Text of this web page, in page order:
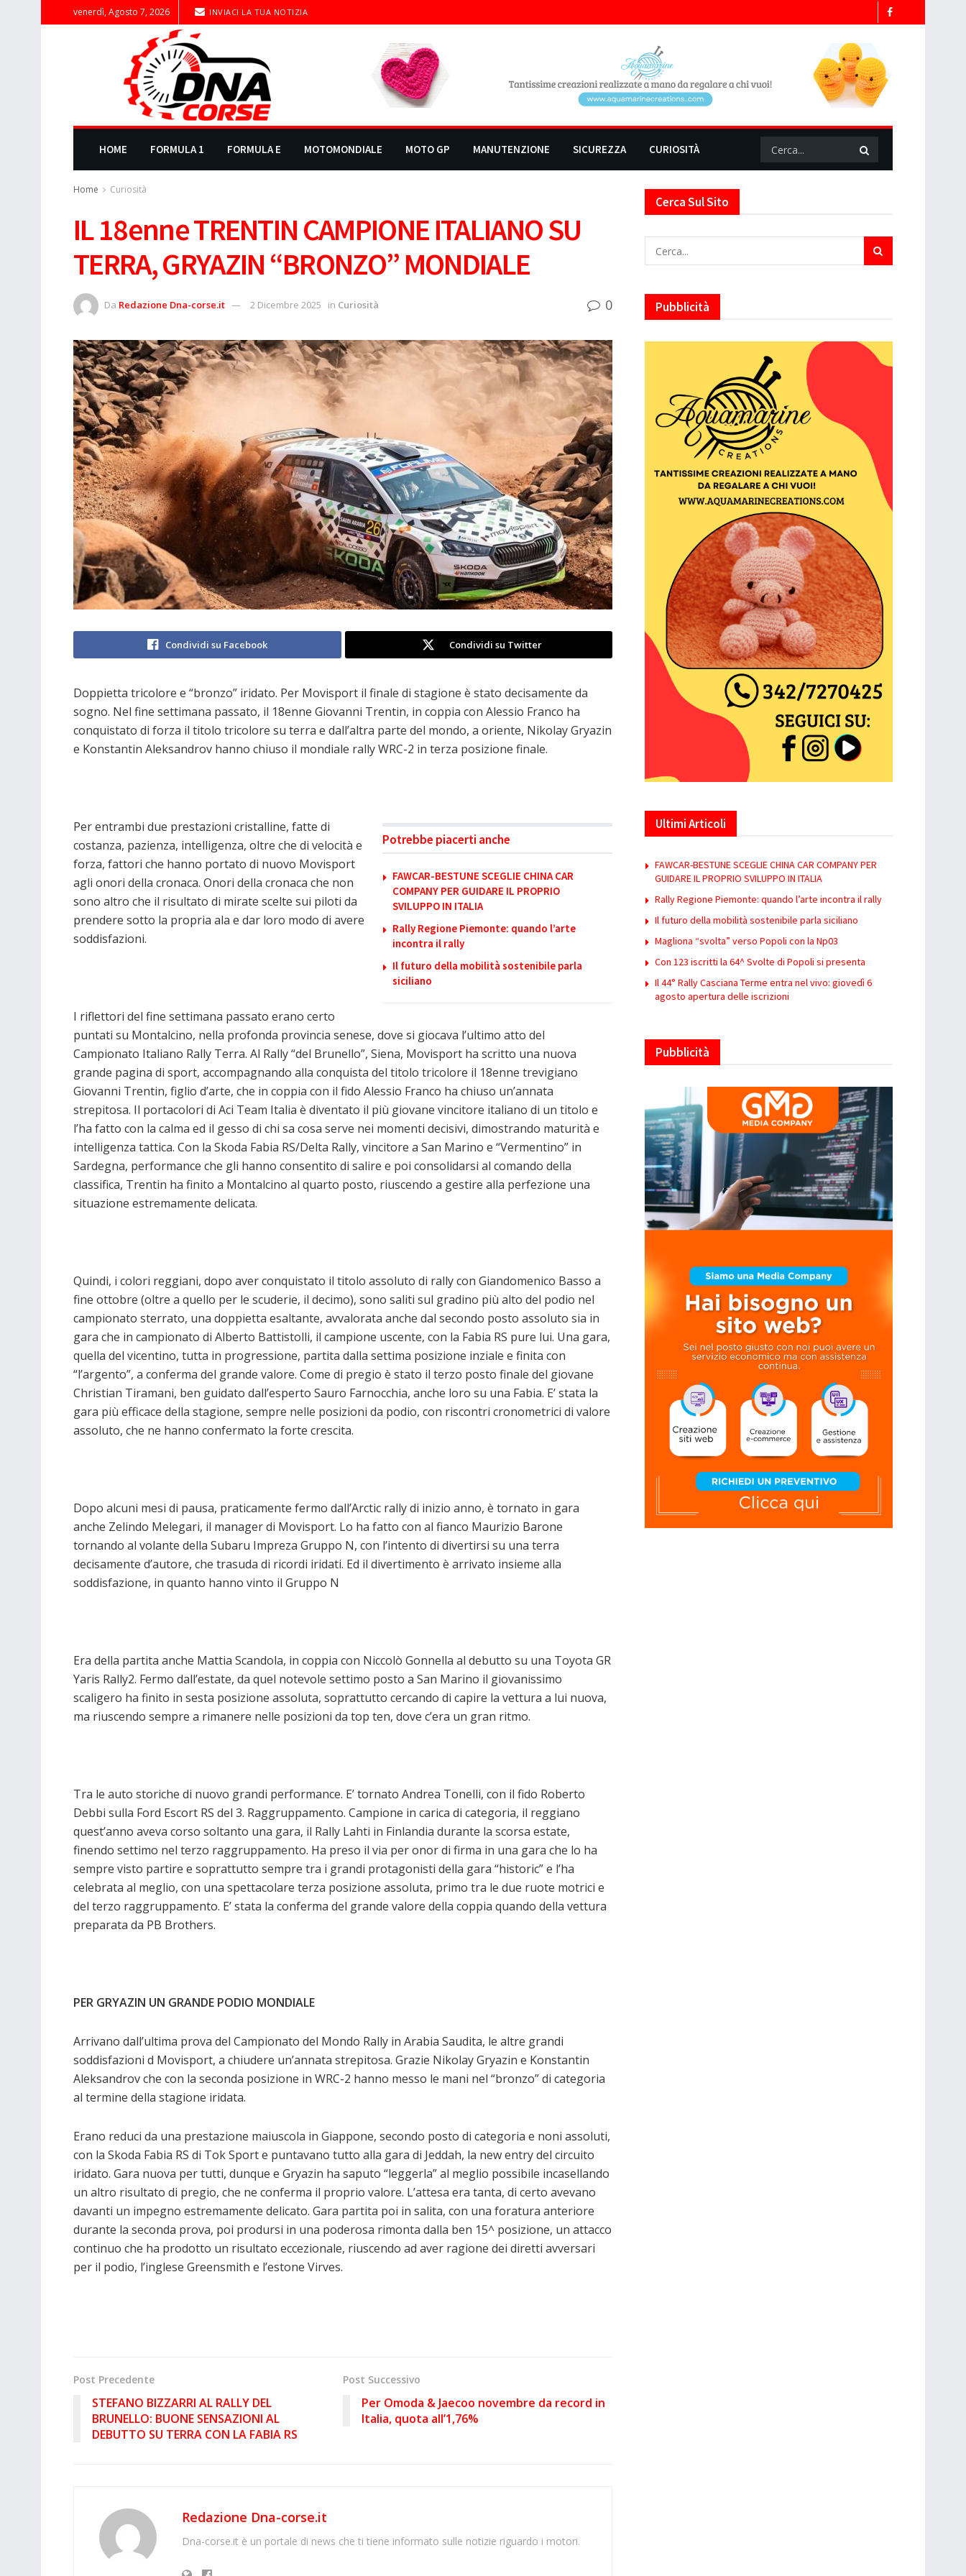
venerdì, Agosto 7, 2026 INVIACI LA TUA NOTIZIA
HOME FORMULA 1 FORMULA E MOTOMONDIALE MOTO GP MANUTENZIONE SICUREZZA CURIOSITÀ
Home Curiosità
IL 18enne TRENTIN CAMPIONE ITALIANO SU
TERRA, GRYAZIN “BRONZO” MONDIALE
Da Redazione Dna-corse.it 2 Dicembre 2025 in Curiosità 0
Condividi su Facebook Condividi su Twitter
Doppietta tricolore e “bronzo” iridato. Per Movisport il finale di stagione è stato decisamente da
sogno. Nel fine settimana passato, il 18enne Giovanni Trentin, in coppia con Alessio Franco ha
conquistato di forza il titolo tricolore su terra e dall’altra parte del mondo, a oriente, Nikolay Gryazin
e Konstantin Aleksandrov hanno chiuso il mondiale rally WRC-2 in terza posizione finale.
Potrebbe piacerti anche
FAWCAR-BESTUNE SCEGLIE CHINA CAR
COMPANY PER GUIDARE IL PROPRIO
SVILUPPO IN ITALIA
Rally Regione Piemonte: quando l’arte
incontra il rally
Il futuro della mobilità sostenibile parla
siciliano
Per entrambi due prestazioni cristalline, fatte di
costanza, pazienza, intelligenza, oltre che di velocità e
forza, fattori che hanno portato di nuovo Movisport
agli onori della cronaca. Onori della cronaca che non
sono altro che il risultato di mirate scelte sui piloti da
prendere sotto la propria ala e dar loro modo di avere
soddisfazioni.
I riflettori del fine settimana passato erano certo
puntati su Montalcino, nella profonda provincia senese, dove si giocava l’ultimo atto del
Campionato Italiano Rally Terra. Al Rally “del Brunello”, Siena, Movisport ha scritto una nuova
grande pagina di sport, accompagnando alla conquista del titolo tricolore il 18enne trevigiano
Giovanni Trentin, figlio d’arte, che in coppia con il fido Alessio Franco ha chiuso un’annata
strepitosa. Il portacolori di Aci Team Italia è diventato il più giovane vincitore italiano di un titolo e
l’ha fatto con la calma ed il gesso di chi sa cosa serve nei momenti decisivi, dimostrando maturità e
intelligenza tattica. Con la Skoda Fabia RS/Delta Rally, vincitore a San Marino e “Vermentino” in
Sardegna, performance che gli hanno consentito di salire e poi consolidarsi al comando della
classifica, Trentin ha finito a Montalcino al quarto posto, riuscendo a gestire alla perfezione una
situazione estremamente delicata.
Quindi, i colori reggiani, dopo aver conquistato il titolo assoluto di rally con Giandomenico Basso a
fine ottobre (oltre a quello per le scuderie, il decimo), sono saliti sul gradino più alto del podio nel
campionato sterrato, una doppietta esaltante, avvalorata anche dal secondo posto assoluto sia in
gara che in campionato di Alberto Battistolli, il campione uscente, con la Fabia RS pure lui. Una gara,
quella del vicentino, tutta in progressione, partita dalla settima posizione inziale e finita con
“l’argento”, a conferma del grande valore. Come di pregio è stato il terzo posto finale del giovane
Christian Tiramani, ben guidato dall’esperto Sauro Farnocchia, anche loro su una Fabia. E’ stata la
gara più efficace della stagione, sempre nelle posizioni da podio, con riscontri cronometrici di valore
assoluto, che ne hanno confermato la forte crescita.
Dopo alcuni mesi di pausa, praticamente fermo dall’Arctic rally di inizio anno, è tornato in gara
anche Zelindo Melegari, il manager di Movisport. Lo ha fatto con al fianco Maurizio Barone
tornando al volante della Subaru Impreza Gruppo N, con l’intento di divertirsi su una terra
decisamente d’autore, che trasuda di ricordi iridati. Ed il divertimento è arrivato insieme alla
soddisfazione, in quanto hanno vinto il Gruppo N
Era della partita anche Mattia Scandola, in coppia con Niccolò Gonnella al debutto su una Toyota GR
Yaris Rally2. Fermo dall’estate, da quel notevole settimo posto a San Marino il giovanissimo
scaligero ha finito in sesta posizione assoluta, soprattutto cercando di capire la vettura a lui nuova,
ma riuscendo sempre a rimanere nelle posizioni da top ten, dove c’era un gran ritmo.
Tra le auto storiche di nuovo grandi performance. E’ tornato Andrea Tonelli, con il fido Roberto
Debbi sulla Ford Escort RS del 3. Raggruppamento. Campione in carica di categoria, il reggiano
quest’anno aveva corso soltanto una gara, il Rally Lahti in Finlandia durante la scorsa estate,
finendo settimo nel terzo raggruppamento. Ha preso il via per onor di firma in una gara che lo ha
sempre visto partire e soprattutto sempre tra i grandi protagonisti della gara “historic” e l’ha
celebrata al meglio, con una spettacolare terza posizione assoluta, primo tra le due ruote motrici e
del terzo raggruppamento. E’ stata la conferma del grande valore della coppia quando della vettura
preparata da PB Brothers.
PER GRYAZIN UN GRANDE PODIO MONDIALE
Arrivano dall’ultima prova del Campionato del Mondo Rally in Arabia Saudita, le altre grandi
soddisfazioni d Movisport, a chiudere un’annata strepitosa. Grazie Nikolay Gryazin e Konstantin
Aleksandrov che con la seconda posizione in WRC-2 hanno messo le mani nel “bronzo” di categoria
al termine della stagione iridata.
Erano reduci da una prestazione maiuscola in Giappone, secondo posto di categoria e noni assoluti,
con la Skoda Fabia RS di Tok Sport e puntavano tutto alla gara di Jeddah, la new entry del circuito
iridato. Gara nuova per tutti, dunque e Gryazin ha saputo “leggerla” al meglio possibile incasellando
un altro risultato di pregio, che ne conferma il proprio valore. L’attesa era tanta, di certo avevano
davanti un impegno estremamente delicato. Gara partita poi in salita, con una foratura anteriore
durante la seconda prova, poi prodursi in una poderosa rimonta dalla ben 15^ posizione, un attacco
continuo che ha prodotto un risultato eccezionale, riuscendo ad aver ragione dei diretti avversari
per il podio, l’inglese Greensmith e l’estone Virves.
Post Precedente
STEFANO BIZZARRI AL RALLY DEL
BRUNELLO: BUONE SENSAZIONI AL
DEBUTTO SU TERRA CON LA FABIA RS
Post Successivo
Per Omoda & Jaecoo novembre da record in
Italia, quota all’1,76%
Redazione Dna-corse.it
Dna-corse.it è un portale di news che ti tiene informato sulle notizie riguardo i motori.
Cerca Sul Sito
Pubblicità
Ultimi Articoli
FAWCAR-BESTUNE SCEGLIE CHINA CAR COMPANY PER
GUIDARE IL PROPRIO SVILUPPO IN ITALIA
Rally Regione Piemonte: quando l’arte incontra il rally
Il futuro della mobilità sostenibile parla siciliano
Magliona “svolta” verso Popoli con la Np03
Con 123 iscritti la 64^ Svolte di Popoli si presenta
Il 44° Rally Casciana Terme entra nel vivo: giovedì 6
agosto apertura delle iscrizioni
Pubblicità